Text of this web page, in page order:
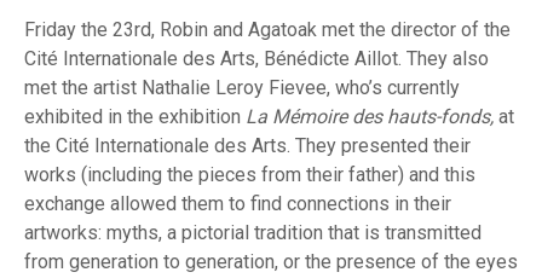
Friday the 23rd, Robin and Agatoak met the director of the
Cité Internationale des Arts, Bénédicte Aillot. They also
met the artist Nathalie Leroy Fievee, who’s currently
exhibited in the exhibition La Mémoire des hauts-fonds, at
the Cité Internationale des Arts. They presented their
works (including the pieces from their father) and this
exchange allowed them to find connections in their
artworks: myths, a pictorial tradition that is transmitted
from generation to generation, or the presence of the eyes